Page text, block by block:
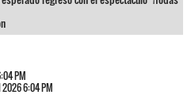
PM
6:04 PM